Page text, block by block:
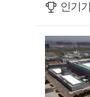
인기